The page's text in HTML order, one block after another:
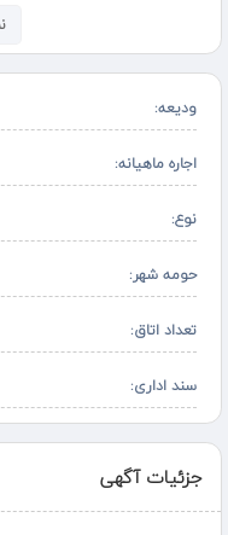
به‌همراه کرکره برقی???? رباط کریم –
???? اجاره ماهانه: ۱۰ میلیون تومان
ودیعه:
اجاره ماهیانه:
نوع:
حومه شهر:
تعداد اتاق:
سند اداری:
جزئیات آگهی